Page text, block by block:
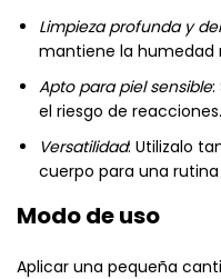
Limpieza profunda y
mantiene la humedad
Apto para piel sensible:
el riesgo de reacciones.
Versatilidad: Utilizalo
cuerpo para una
Modo de uso
Aplicar una pequeña